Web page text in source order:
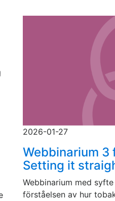
2026-01-27
Webbinarium 3
Setting it
Webbinarium med
förståelsen av hur